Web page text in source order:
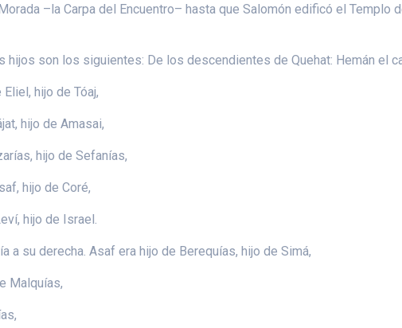
–la Carpa del Encuentro– hasta que Salomón edificó el
son los siguientes: De los descendientes de Quehat: Hemán el
hijo de Tóaj,
hijo de Amasai,
hijo de Sefanías,
hijo de Coré,
hijo de Israel.
a su derecha. Asaf era hijo de Berequías, hijo de Simá,
Malquías,